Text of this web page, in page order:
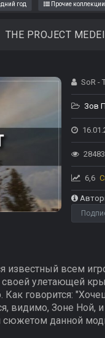
год Прочие коллекции
THE PROJECT
SoR -
Зов
6,6
известный всем
своей улетающей
Как говорится:
видимо, Зоне Ной, и
сюжетом данной